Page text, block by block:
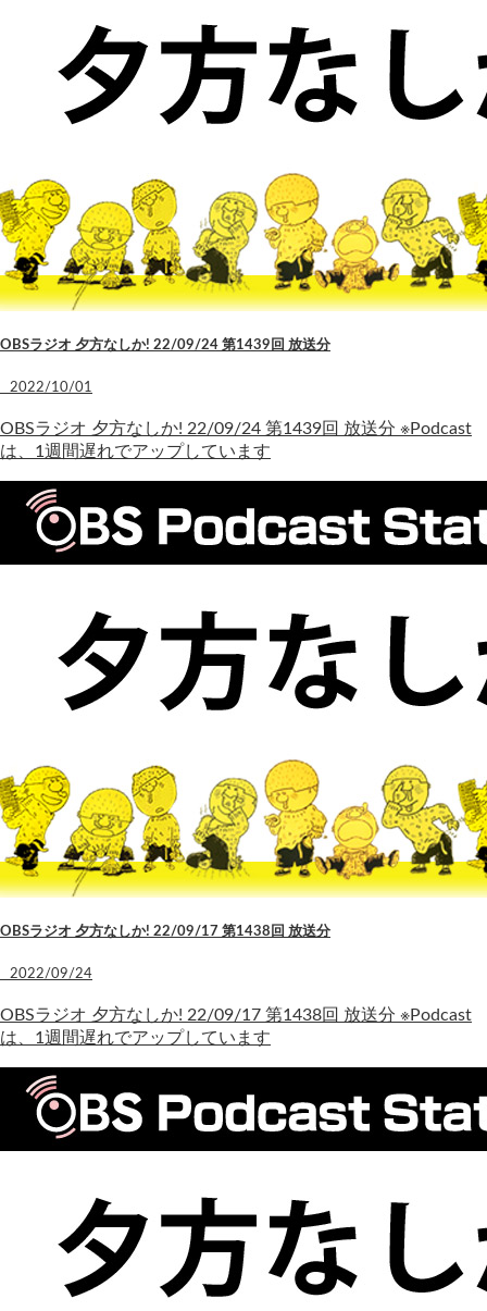
OBSラジオ 夕方なしか! 22/09/24 第1439回 放送分
2022/10/01
OBSラジオ 夕方なしか! 22/09/24 第1439回 放送分 ※Podcast
は、1週間遅れでアップしています
OBSラジオ 夕方なしか! 22/09/17 第1438回 放送分
2022/09/24
OBSラジオ 夕方なしか! 22/09/17 第1438回 放送分 ※Podcast
は、1週間遅れでアップしています